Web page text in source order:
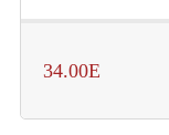
34.00E